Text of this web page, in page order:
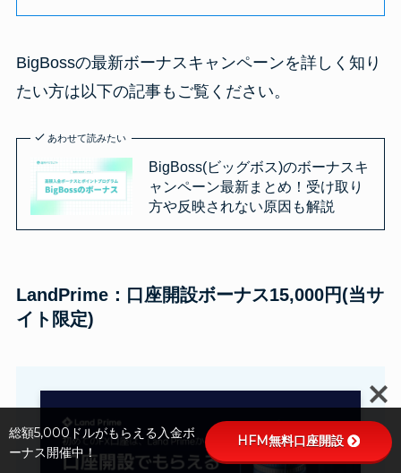
BigBossの最新ボーナスキャンペーンを詳しく知り
たい方は以下の記事もご覧ください。
あわせて読みたい
BigBoss(ビッグボス)のボーナスキ
ャンペーン最新まとめ！受け取り
方や反映されない原因も解説
LandPrime：口座開設ボーナス15,000円(当サ
イト限定)
総額5,000ドルがもらえる入金ボ
ーナス開催中！
HFM無料口座開設